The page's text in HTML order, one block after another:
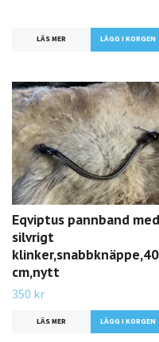
LÄS MER
Eqviptus pannband med
silvrigt
klinker,snabbknäppe,40
cm,nytt
350 kr
LÄS MER